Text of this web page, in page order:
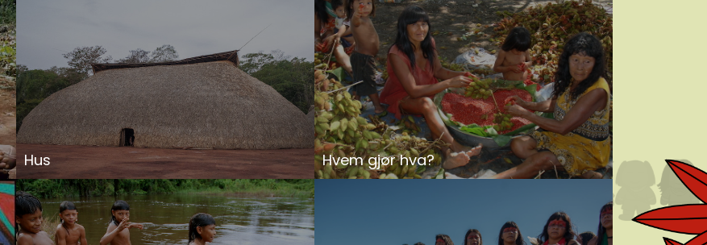
Hus Hvem gjør hva?